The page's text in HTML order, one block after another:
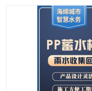
智能截流井
下开式堰门
加压泵房/灌溉泵房
不锈钢浮筒阀